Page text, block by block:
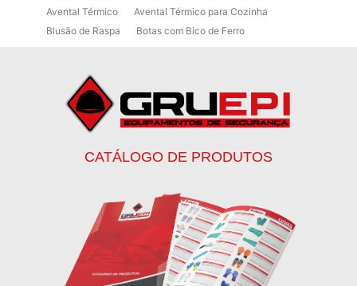
Avental Térmico
Avental Térmico para Cozinha
Blusão de Raspa
Botas com Bico de Ferro
Botinas
Botinas Bico de Ferro
Botinas de Segurança
Botinas de Trabalho
Botinas EPI
Botinas Masculinas para Trabalho
Calçados de Segurança
Calçados de Segurança Epi
Capacete de Segurança Ca
Capacete de Segurança Classe b
Capacetes de Proteção
Capacetes de Proteção EPI
Capacetes de Segurança
Capacetes EPI
Capa de Chuva Pvc Amarela C/ Forro e Capuz
CATÁLOGO DE PRODUTOS